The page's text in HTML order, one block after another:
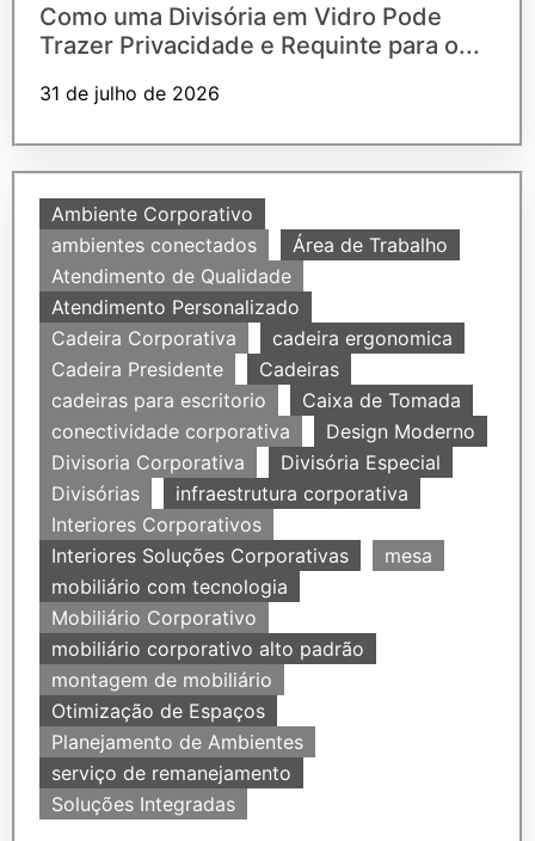
Como uma Divisória em Vidro Pode
Trazer Privacidade e Requinte para o...
31 de julho de 2026
Ambiente Corporativo
ambientes conectados
Área de Trabalho
Atendimento de Qualidade
Atendimento Personalizado
Cadeira Corporativa
cadeira ergonomica
Cadeira Presidente
Cadeiras
cadeiras para escritorio
Caixa de Tomada
conectividade corporativa
Design Moderno
Divisoria Corporativa
Divisória Especial
Divisórias
infraestrutura corporativa
Interiores Corporativos
Interiores Soluções Corporativas
mesa
mobiliário com tecnologia
Mobiliário Corporativo
mobiliário corporativo alto padrão
montagem de mobiliário
Otimização de Espaços
Planejamento de Ambientes
serviço de remanejamento
Soluções Integradas